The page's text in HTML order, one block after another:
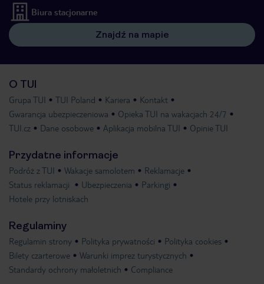
Biura stacjonarne
Znajdź na mapie
O TUI
Grupa TUI TUI Poland Kariera
Kontakt
Gwarancja ubezpieczeniowa
Opieka TUI na wakacjach 24/7
TUI.cz
Dane osobowe Aplikacja mobilna TUI Opinie TUI
Przydatne informacje
Podróż z TUI Wakacje samolotem
Reklamacje
Status reklamacji
Ubezpieczenia
Parkingi
Hotele przy lotniskach
Regulaminy
Regulamin strony Polityka prywatności
Polityka cookies
Bilety czarterowe
Warunki imprez turystycznych
Standardy ochrony małoletnich
Compliance